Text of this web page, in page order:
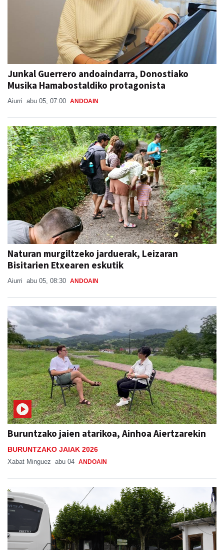
Junkal Guerrero andoaindarra, Donostiako
Musika Hamabostaldiko protagonista
Aiurri abu 05, 07:00 ANDOAIN
Naturan murgiltzeko jarduerak, Leizaran
Bisitarien Etxearen eskutik
Aiurri abu 05, 08:30 ANDOAIN
Buruntzako jaien atarikoa, Ainhoa Aiertzarekin
BURUNTZAKO JAIAK 2026
Xabat Minguez abu 04 ANDOAIN